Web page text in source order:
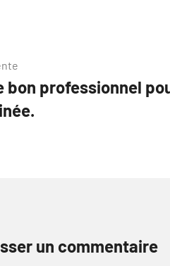
bon professionnel
un commentaire